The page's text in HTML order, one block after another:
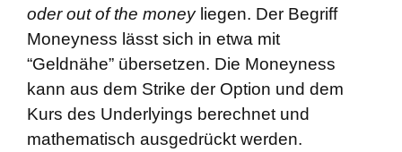
oder out of the moneyliegen. Der Begriff
Moneyness lässt sich in etwa mit
“Geldnähe” übersetzen. Die Moneyness
kann aus dem Strike der Option und dem
Kurs des Underlyings berechnet und
mathematisch ausgedrückt werden.